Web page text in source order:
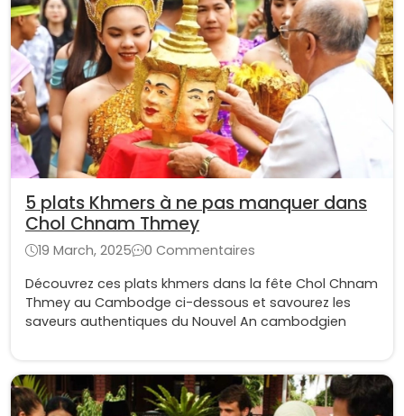
5 plats Khmers à ne pas manquer dans
Chol Chnam Thmey
19 March, 2025
0 Commentaires
Découvrez ces plats khmers dans la fête Chol Chnam
Thmey au Cambodge ci-dessous et savourez les
saveurs authentiques du Nouvel An cambodgien